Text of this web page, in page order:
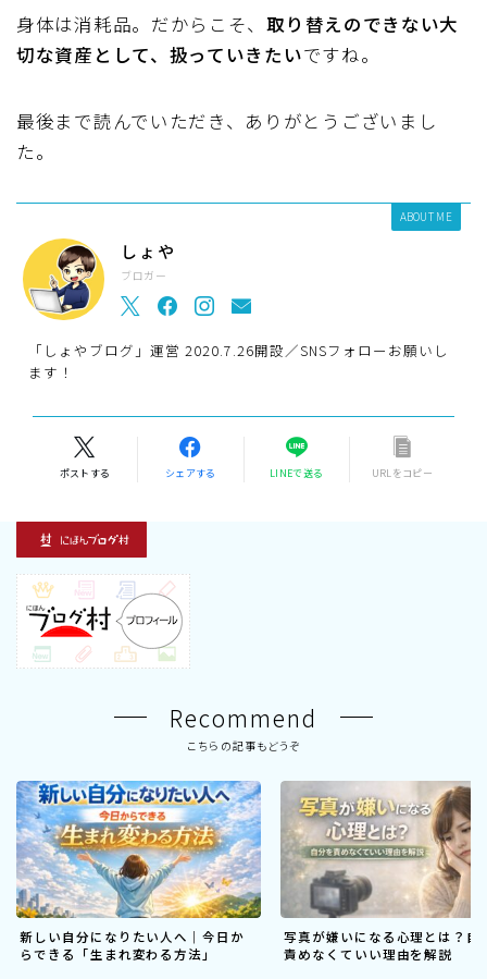
身体は消耗品。だからこそ、取り替えのできない大
切な資産として、扱っていきたいですね。
最後まで読んでいただき、ありがとうございまし
た。
ABOUT ME
しょや
ブロガー
「しょやブログ」運営 2020.7.26開設／SNSフォローお願いし
ます！
ポストする シェアする LINEで送る URLをコピー
Recommend
こちらの記事もどうぞ
新しい自分になりたい人へ｜今日か
らできる「生まれ変わる方法」
写真が嫌いになる心理とは？自
責めなくていい理由を解説